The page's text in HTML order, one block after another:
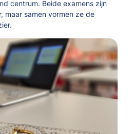
centrum. Beide examens zijn
maar samen vormen ze de